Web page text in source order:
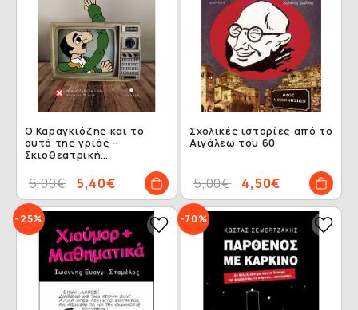
Ο Καραγκιόζης και το
αυτό της γριάς -
Σκιοθεατρική
5,40€
6,00€
Σχολικές ιστορίες από το
Αιγάλεω του 60
4,50€
5,00€
-25% -70%